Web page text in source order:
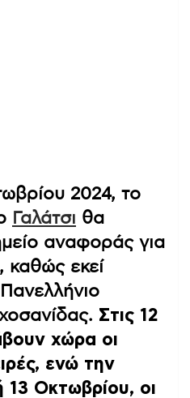
2024, το
Γαλάτσι θα
αναφοράς για
, καθώς εκεί
Στις 12
χώρα οι
ενώ την
13 Οκτωβρίου, οι